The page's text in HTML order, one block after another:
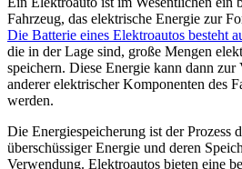
Fahrzeug, das elektrische Energie zur
Die Batterie eines Elektroautos besteht
die in der Lage sind, große Mengen
speichern. Diese Energie kann dann zur
anderer elektrischer Komponenten des
werden.
Die Energiespeicherung ist der Prozess
überschüssiger Energie und deren
Verwendung. Elektroautos bieten eine